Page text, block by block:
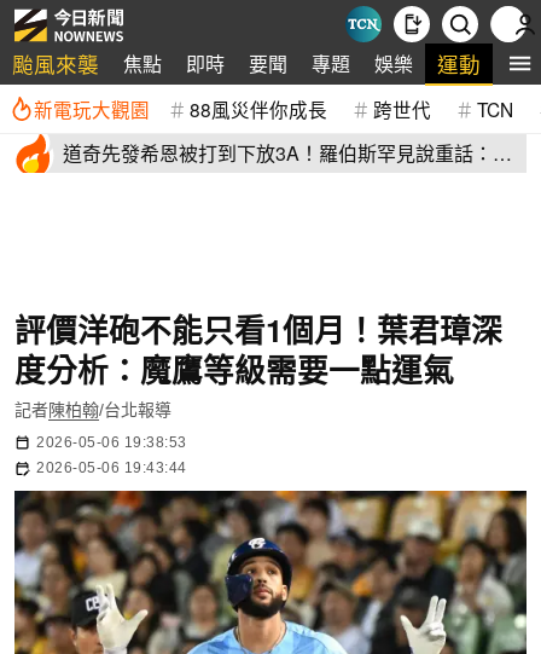
颱風來襲 焦點 即時 要聞 專題 娛樂 運動 全
新電玩大觀園 88風災伴你成長 跨世代 TCN
道奇先發希恩被打到下放3A！羅伯斯罕見說重話：他
評價洋砲不能只看1個月！葉君璋深
度分析：魔鷹等級需要一點運氣
記者陳柏翰/台北報導
2026-05-06 19:38:53
2026-05-06 19:43:44